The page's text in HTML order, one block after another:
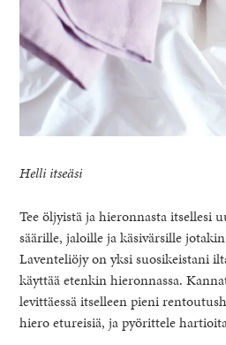
Helli itseäsi
Tee öljyistä ja hieronnasta itsellesi
säärille, jaloille ja käsivärsille
Laventeliöjy on yksi suosikeistani
käyttää etenkin hieronnassa.
levittäessä itselleen pieni
hiero etureisiä, ja pyörittele